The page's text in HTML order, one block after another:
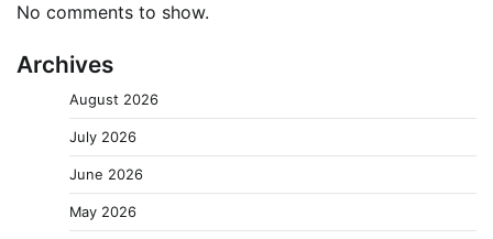
No comments to show.
Archives
August 2026
July 2026
June 2026
May 2026